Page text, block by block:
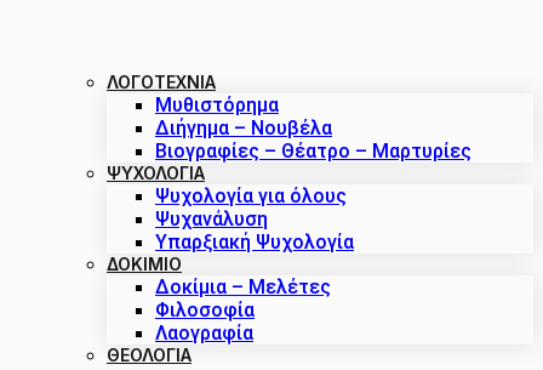
ΛΟΓΟΤΕΧΝΙΑ
Μυθιστόρημα
Διήγημα – Νουβέλα
Βιογραφίες – Θέατρο – Μαρτυρίες
ΨΥΧΟΛΟΓΙΑ
Ψυχολογία για όλους
Ψυχανάλυση
Υπαρξιακή Ψυχολογία
ΔΟΚΊΜΙΟ
Δοκίμια – Μελέτες
Φιλοσοφία
Λαογραφία
ΘΕΟΛΟΓΙΑ